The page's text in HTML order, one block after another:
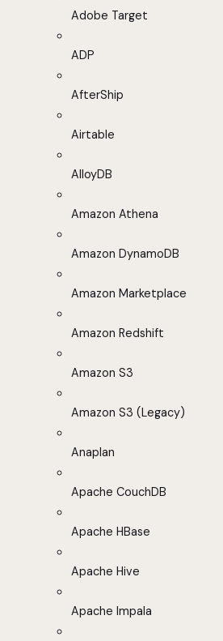
Adobe Target
ADP
AfterShip
Airtable
AlloyDB
Amazon Athena
Amazon DynamoDB
Amazon Marketplace
Amazon Redshift
Amazon S3
Amazon S3 (Legacy)
Anaplan
Apache CouchDB
Apache HBase
Apache Hive
Apache Impala